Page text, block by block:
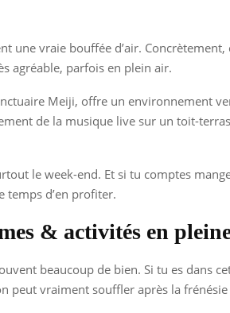
une vraie bouffée d’air.
agréable, parfois en plein air.
Meiji, offre un environnement
de la musique live sur un toit-
le week-end. Et si tu comptes
temps d’en profiter.
& activités en
beaucoup de bien. Si tu es dans
peut vraiment souffler après la